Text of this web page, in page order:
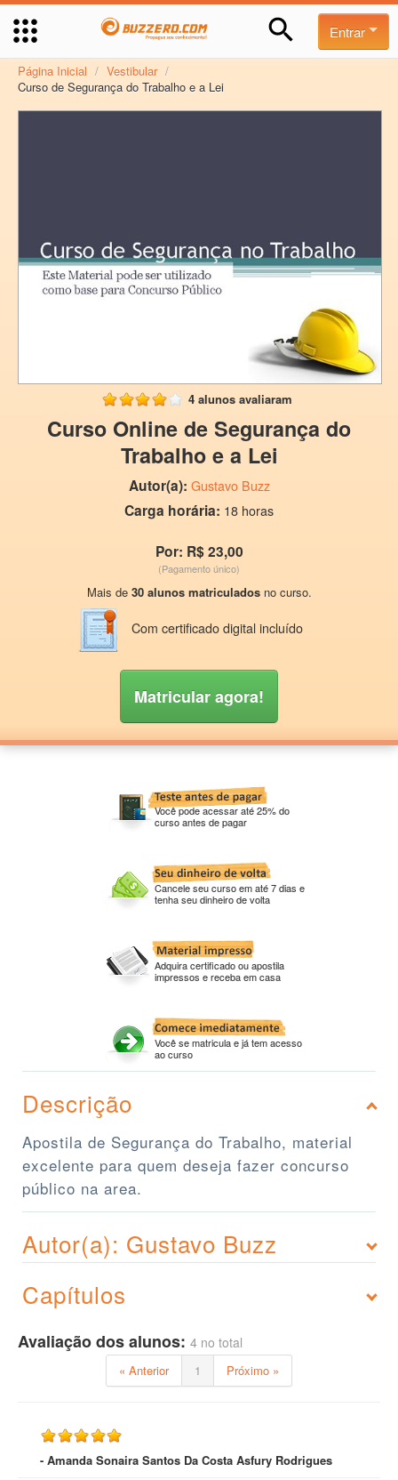
Entrar
Página Inicial / Vestibular /
Curso de Segurança do Trabalho e a Lei
4 alunos avaliaram
Curso Online de Segurança do
Trabalho e a Lei
Autor(a): Gustavo Buzz
Carga horária: 18 horas
Por: R$ 23,00
(Pagamento único)
Mais de 30 alunos matriculadosno curso.
Com certificado digital incluído
Matricular agora!
Você pode acessar até 25% do
curso antes de pagar
Cancele seu curso em até 7 dias e
tenha seu dinheiro de volta
Adquira certificado ou apostila
impressos e receba em casa
Você se matricula e já tem acesso
ao curso
Descrição
Apostila de Segurança do Trabalho, material
excelente para quem deseja fazer concurso
público na area.
Autor(a): Gustavo Buzz
Capítulos
Avaliação dos alunos: 4 no total
« Anterior 1 Próximo »
- Amanda Sonaira Santos Da Costa Asfury Rodrigues